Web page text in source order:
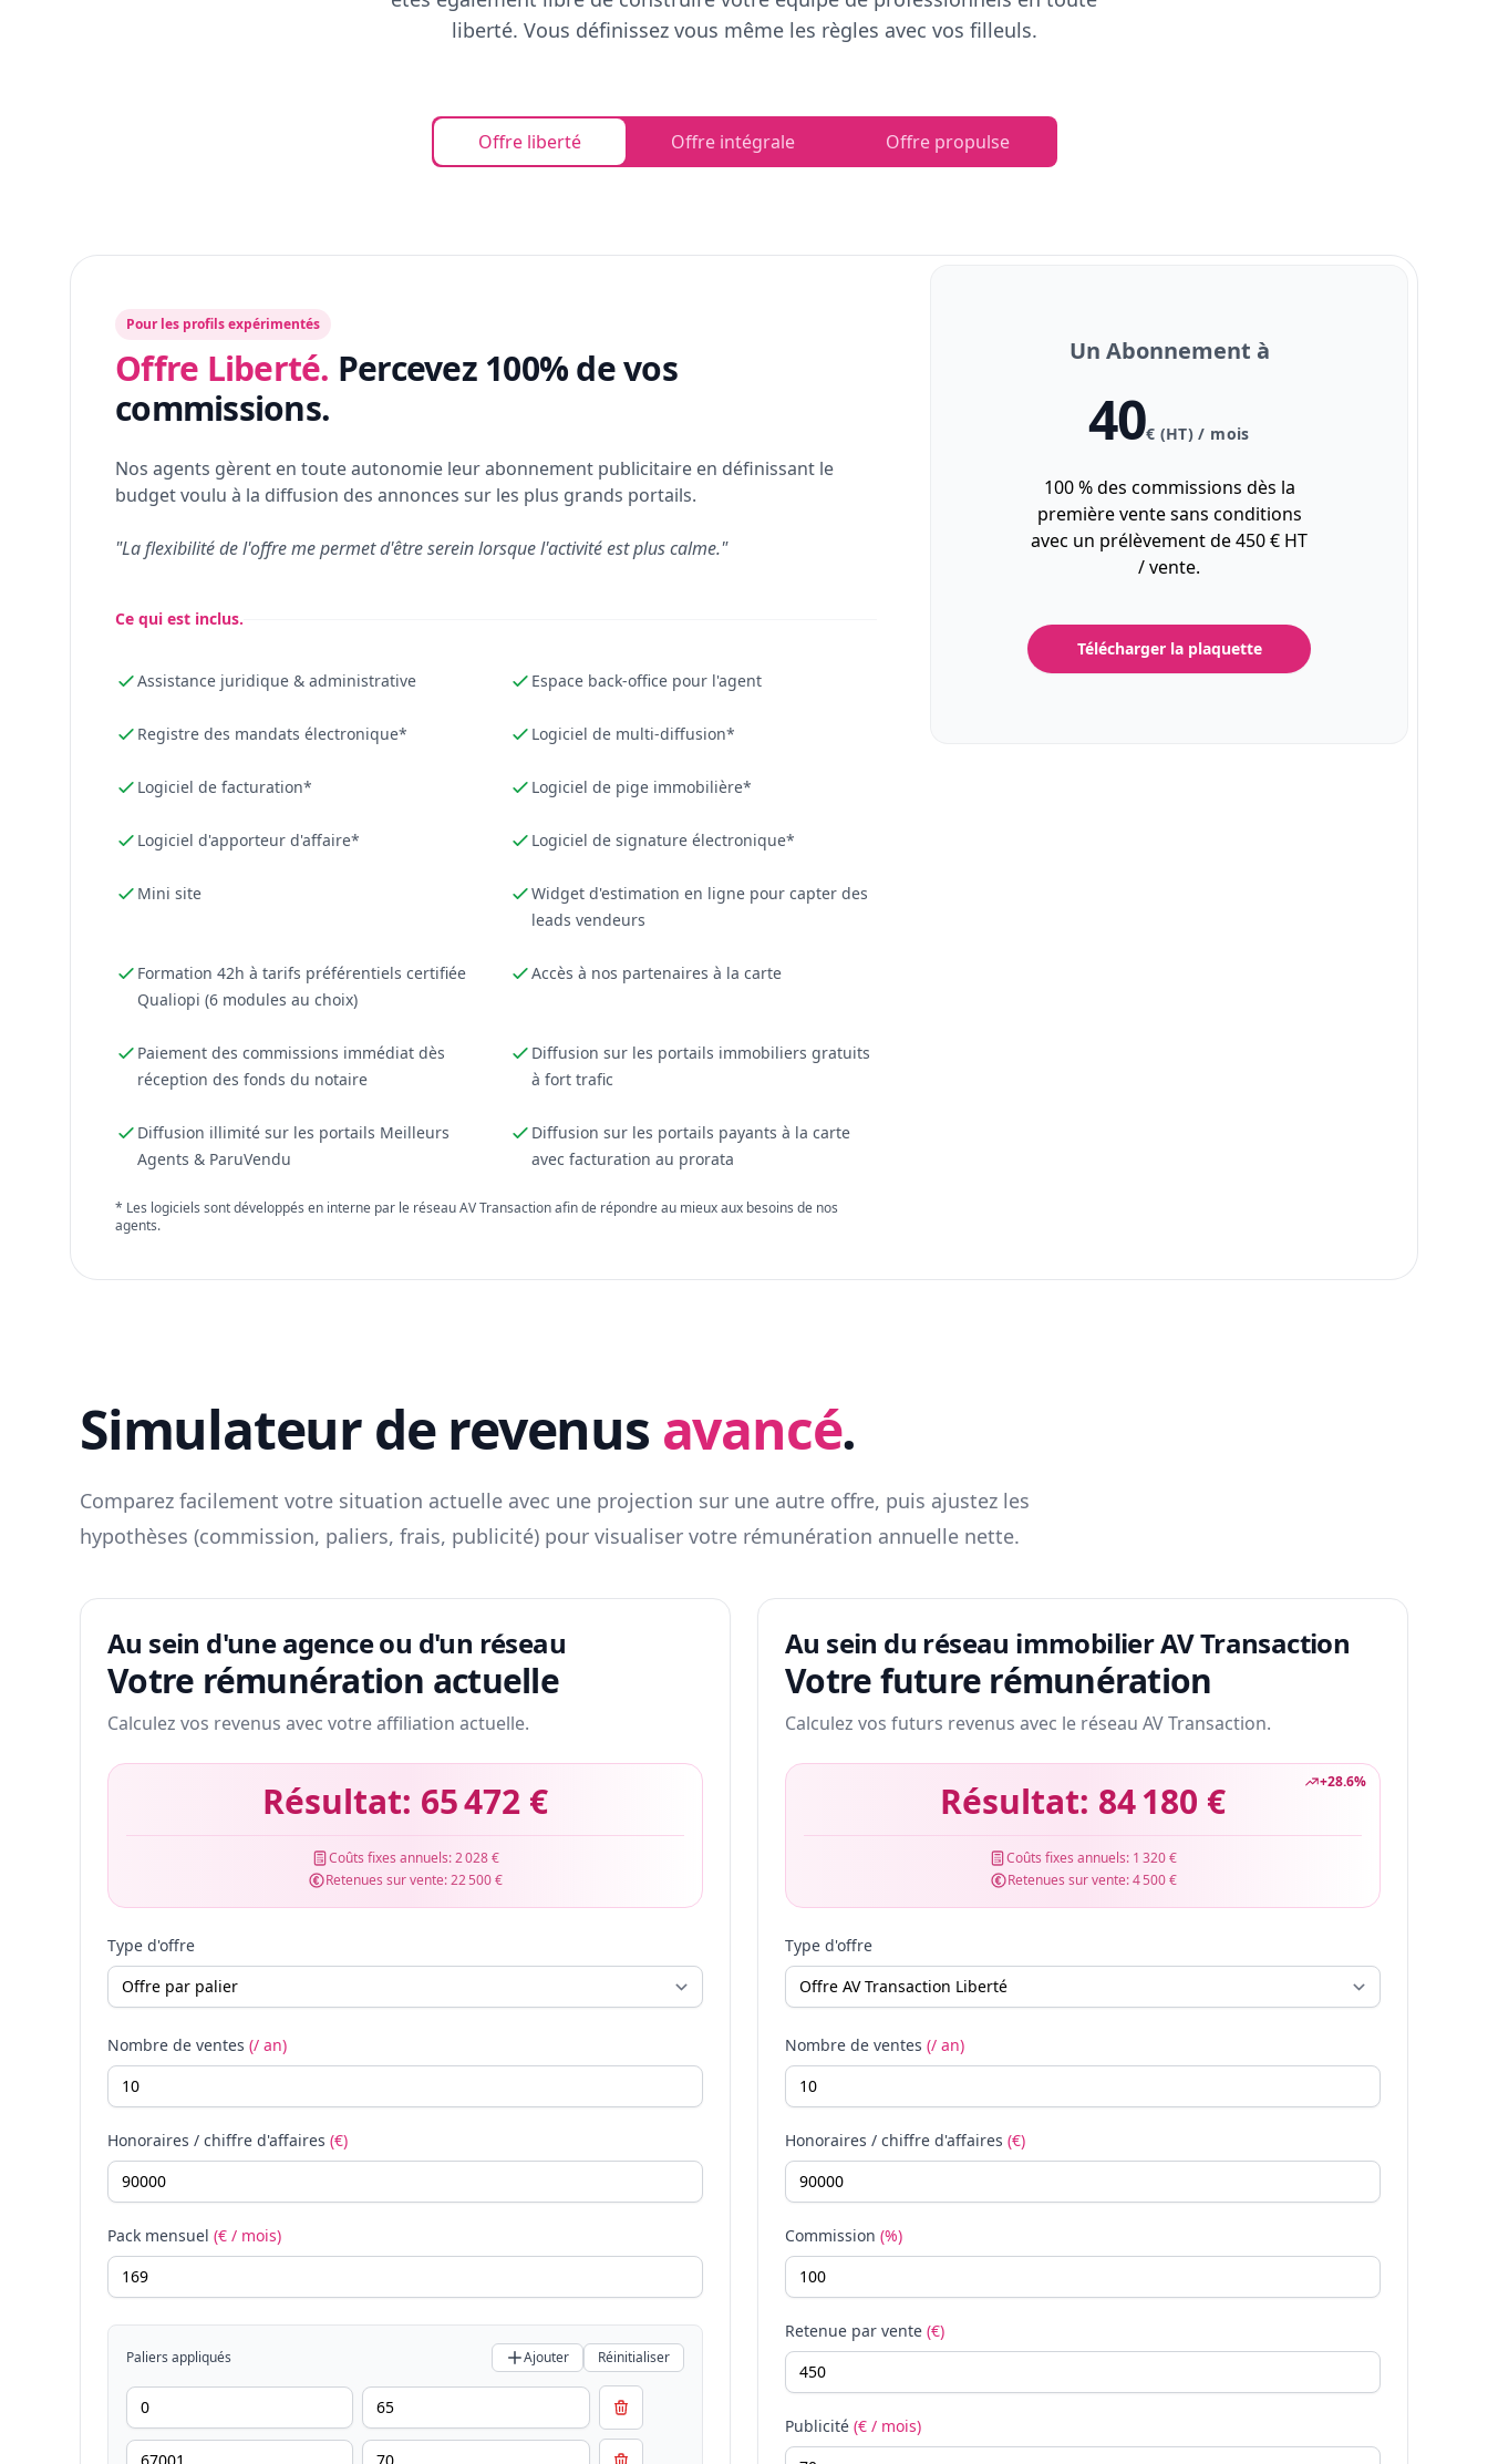
liberté. Vous définissez vous même les règles avec vos filleuls.
Offre liberté Offre intégrale Offre propulse
Pour les profils expérimentés
Offre Liberté. Percevez 100% de vos
commissions.
Nos agents gèrent en toute autonomie leur abonnement publicitaire en définissant le
budget voulu à la diffusion des annonces sur les plus grands portails.
"La flexibilité de l'offre me permet d'être serein lorsque l'activité est plus calme."
Ce qui est inclus.
Assistance juridique & administrative Espace back-office pour l'agent
Registre des mandats électronique* Logiciel de multi-diffusion*
Logiciel de facturation* Logiciel de pige immobilière*
Logiciel d'apporteur d'affaire* Logiciel de signature électronique*
Mini site
Widget d'estimation en ligne pour capter des
leads vendeurs
Formation 42h à tarifs préférentiels certifiée
Qualiopi (6 modules au choix)
Accès à nos partenaires à la carte
Paiement des commissions immédiat dès
réception des fonds du notaire
Diffusion sur les portails immobiliers gratuits
à fort trafic
Diffusion illimité sur les portails Meilleurs
Agents & ParuVendu
Diffusion sur les portails payants à la carte
avec facturation au prorata
* Les logiciels sont développés en interne par le réseau AV Transaction afin de répondre au mieux aux besoins de nos
agents.
Un Abonnement à
40€ (HT) / mois
100 % des commissions dès la
première vente sans conditions
avec un prélèvement de 450 € HT
/ vente.
Télécharger la plaquette
Simulateur de revenus avancé.
Comparez facilement votre situation actuelle avec une projection sur une autre offre, puis ajustez les
hypothèses (commission, paliers, frais, publicité) pour visualiser votre rémunération annuelle nette.
Au sein d'une agence ou d'un réseau
Votre rémunération actuelle
Calculez vos revenus avec votre affiliation actuelle.
Résultat: 65 472 €
Coûts fixes annuels:2 028 €
Retenues sur vente:22 500 €
Type d'offre
Nombre de ventes (/ an)
Honoraires / chiffre d'affaires (€)
Pack mensuel (€ / mois)
Paliers appliqués Ajouter Réinitialiser
Au sein du réseau immobilier AV Transaction
Votre future rémunération
Calculez vos futurs revenus avec le réseau AV Transaction.
+28.6%
Résultat: 84 180 €
Coûts fixes annuels: 1 320 €
Retenues sur vente:4 500 €
Type d'offre
Nombre de ventes (/ an)
Honoraires / chiffre d'affaires (€)
Commission (%)
Retenue par vente (€)
Publicité (€ / mois)